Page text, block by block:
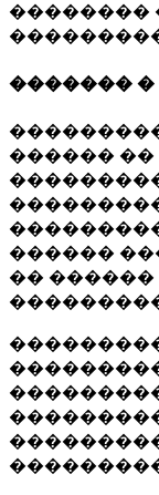
��������
�������
������
������
�� ������